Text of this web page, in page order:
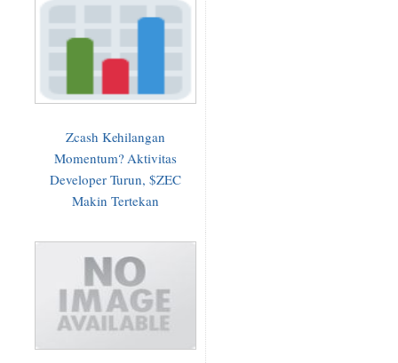
Zcash Kehilangan
Momentum? Aktivitas
Developer Turun, $ZEC
Makin Tertekan